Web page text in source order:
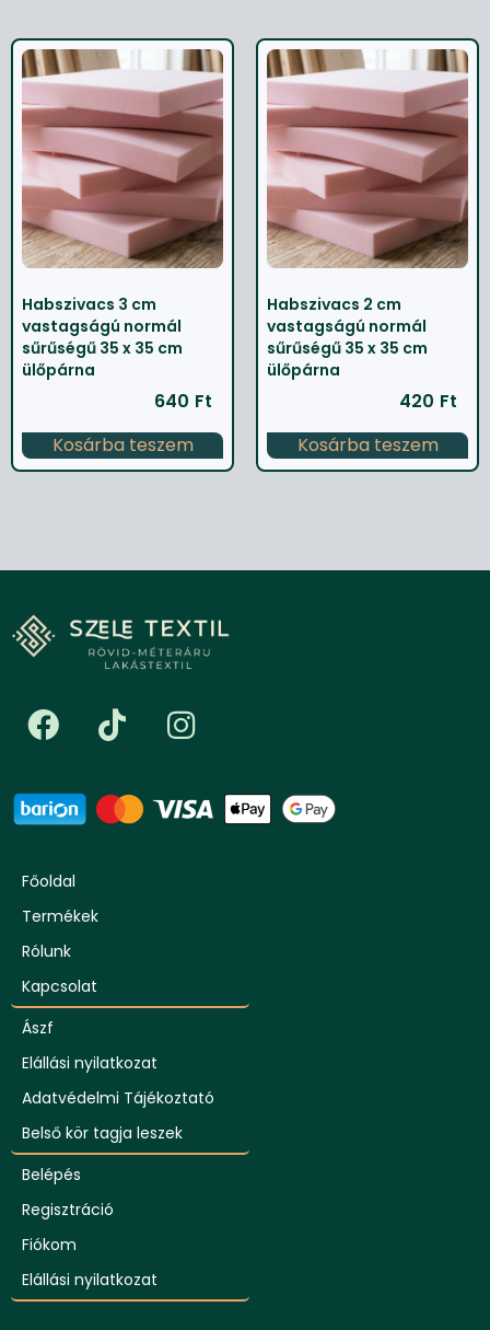
Habszivacs 3 cm
vastagságú normál
sűrűségű 35 x 35 cm
ülőpárna
640 Ft
Kosárba teszem
Habszivacs 2 cm
vastagságú normál
sűrűségű 35 x 35 cm
ülőpárna
420 Ft
Kosárba teszem
Főoldal
Termékek
Rólunk
Kapcsolat
Ászf
Elállási nyilatkozat
Adatvédelmi Tájékoztató
Belső kör tagja leszek
Belépés
Regisztráció
Fiókom
Elállási nyilatkozat